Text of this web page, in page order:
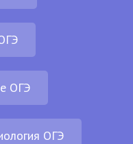
ОГЭ
ОГЭ